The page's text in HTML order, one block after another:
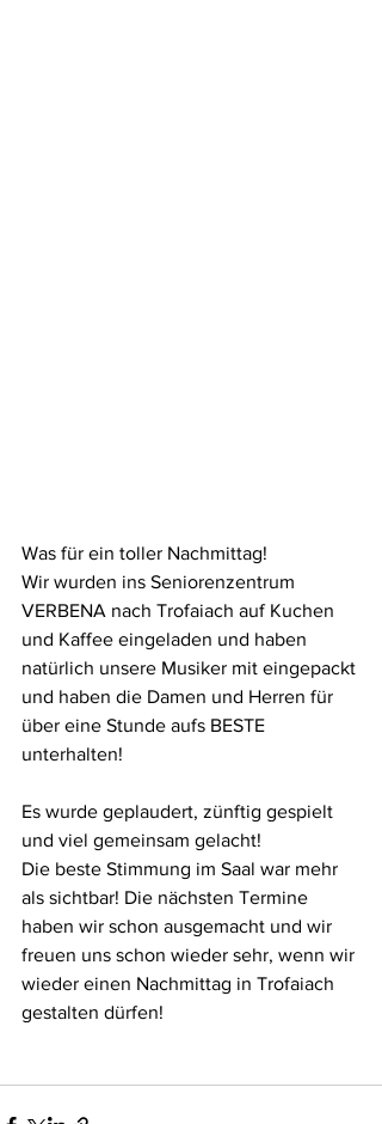
Was für ein toller Nachmittag!
Wir wurden ins Seniorenzentrum
VERBENA nach Trofaiach auf Kuchen
und Kaffee eingeladen und haben
natürlich unsere Musiker mit eingepackt
und haben die Damen und Herren für
über eine Stunde aufs BESTE
unterhalten!
Es wurde geplaudert, zünftig gespielt
und viel gemeinsam gelacht!
Die beste Stimmung im Saal war mehr
als sichtbar! Die nächsten Termine
haben wir schon ausgemacht und wir
freuen uns schon wieder sehr, wenn wir
wieder einen Nachmittag in Trofaiach
gestalten dürfen!